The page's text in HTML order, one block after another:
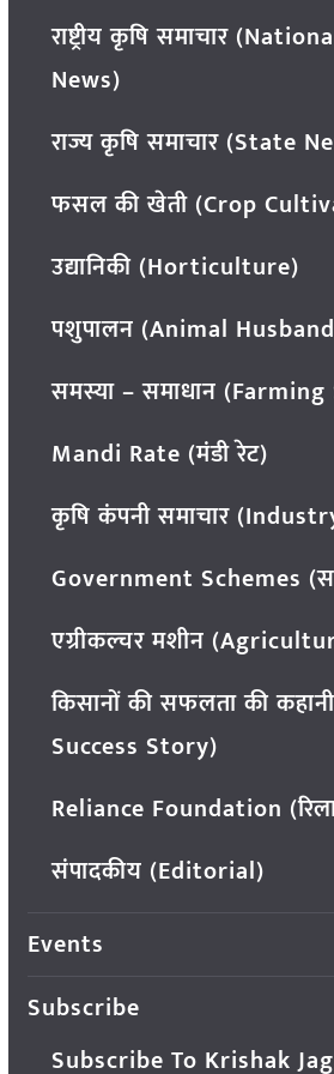
राष्ट्रीय कृषि समाचार
News)
राज्य कृषि समाचार (State
फसल की खेती (Crop
उद्यानिकी (Horticulture)
पशुपालन (Animal
समस्या – समाधान
Mandi Rate (मंडी रेट)
कृषि कंपनी समाचार
Government Schemes
एग्रीकल्चर मशीन
किसानों की सफलता की
Success Story)
Reliance Foundation
संपादकीय (Editorial)
Events
Subscribe
Subscribe To Krishak